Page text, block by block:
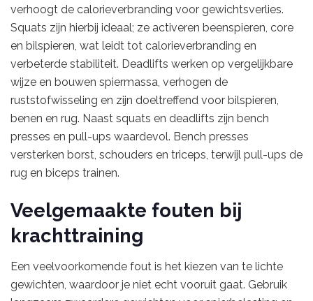
verhoogt de calorieverbranding voor gewichtsverlies.
Squats zijn hierbij ideaal; ze activeren beenspieren, core
en bilspieren, wat leidt tot calorieverbranding en
verbeterde stabiliteit. Deadlifts werken op vergelijkbare
wijze en bouwen spiermassa, verhogen de
ruststofwisseling en zijn doeltreffend voor bilspieren,
benen en rug. Naast squats en deadlifts zijn bench
presses en pull-ups waardevol. Bench presses
versterken borst, schouders en triceps, terwijl pull-ups de
rug en biceps trainen.
Veelgemaakte fouten bij
krachttraining
Een veelvoorkomende fout is het kiezen van te lichte
gewichten, waardoor je niet echt vooruit gaat. Gebruik